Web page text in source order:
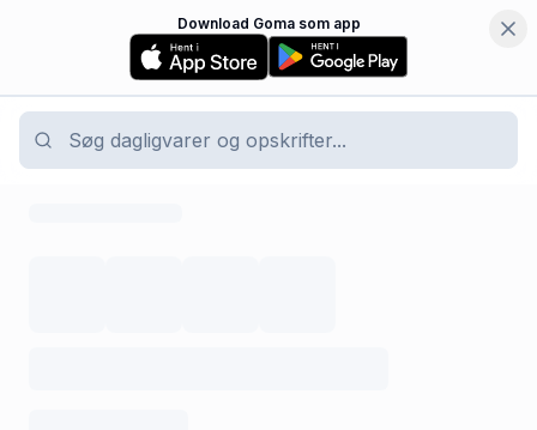
Download Goma som app